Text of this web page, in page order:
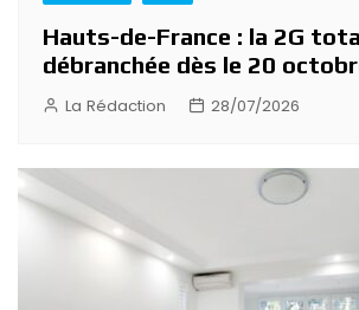
Hauts-de-France : la 2G
débranchée dès le 20
La Rédaction 28/07/2026